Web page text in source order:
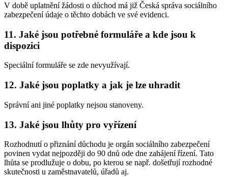
V době uplatnění žádosti o důchod má již Česká správa sociálního
zabezpečení údaje o těchto dobách ve své evidenci.
11. Jaké jsou potřebné formuláře a kde jsou k
dispozici
Speciální formuláře se zde nevyužívají.
12. Jaké jsou poplatky a jak je lze uhradit
Správní ani jiné poplatky nejsou stanoveny.
13. Jaké jsou lhůty pro vyřízení
Rozhodnutí o přiznání důchodu je orgán sociálního zabezpečení
povinen vydat nejpozději do 90 dnů ode dne zahájení řízení. Tato
lhůta se prodlužuje o dobu, po kterou se např. došetřují rozhodné
skutečnosti u zaměstnavatelů, úřadů aj.